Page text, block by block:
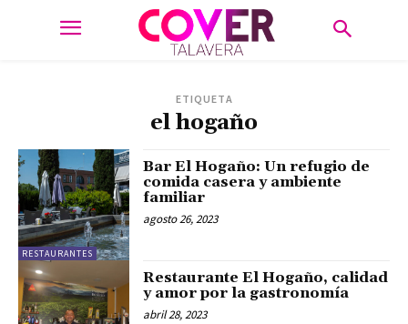
ETIQUETA
el hogaño
RESTAURANTES
Bar El Hogaño: Un refugio de
comida casera y ambiente
familiar
agosto 26, 2023
Restaurante El Hogaño, calidad
y amor por la gastronomía
abril 28, 2023